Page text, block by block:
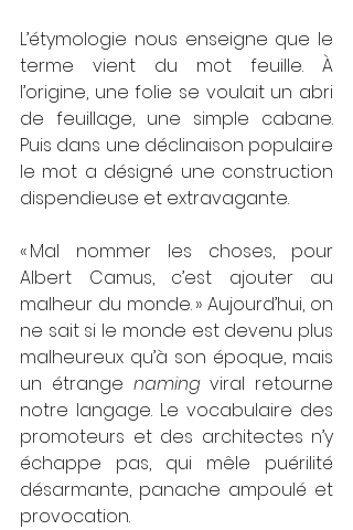
L’étymologie nous enseigne que le
terme vient du mot feuille. À
l’origine, une folie se voulait un abri
de feuillage, une simple cabane.
Puis dans une déclinaison populaire
le mot a désigné une construction
dispendieuse et extravagante.
« Mal nommer les choses, pour
Albert Camus, c’est ajouter au
malheur du monde. » Aujourd’hui, on
ne sait si le monde est devenu plus
malheureux qu’à son époque, mais
un étrange naming viral retourne
notre langage. Le vocabulaire des
promoteurs et des architectes n’y
échappe pas, qui mêle puérilité
désarmante, panache ampoulé et
provocation.